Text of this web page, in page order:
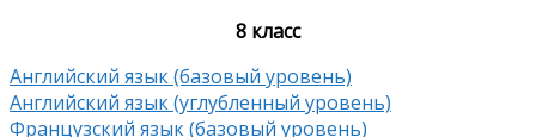
8 класс
Английский язык (базовый уровень)
Английский язык (углубленный уровень)
Французский язык (базовый уровень)